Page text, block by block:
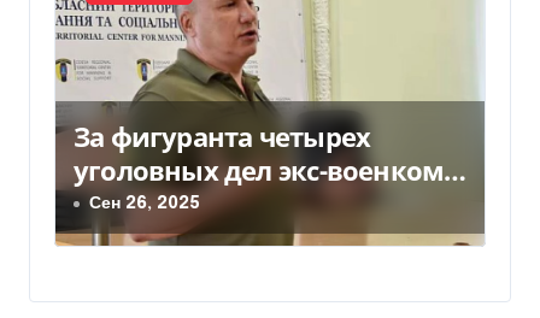
За фигуранта четырех
уголовных дел экс-военкома
Борисова внесли более 44
млн залога
Сен 26, 2025